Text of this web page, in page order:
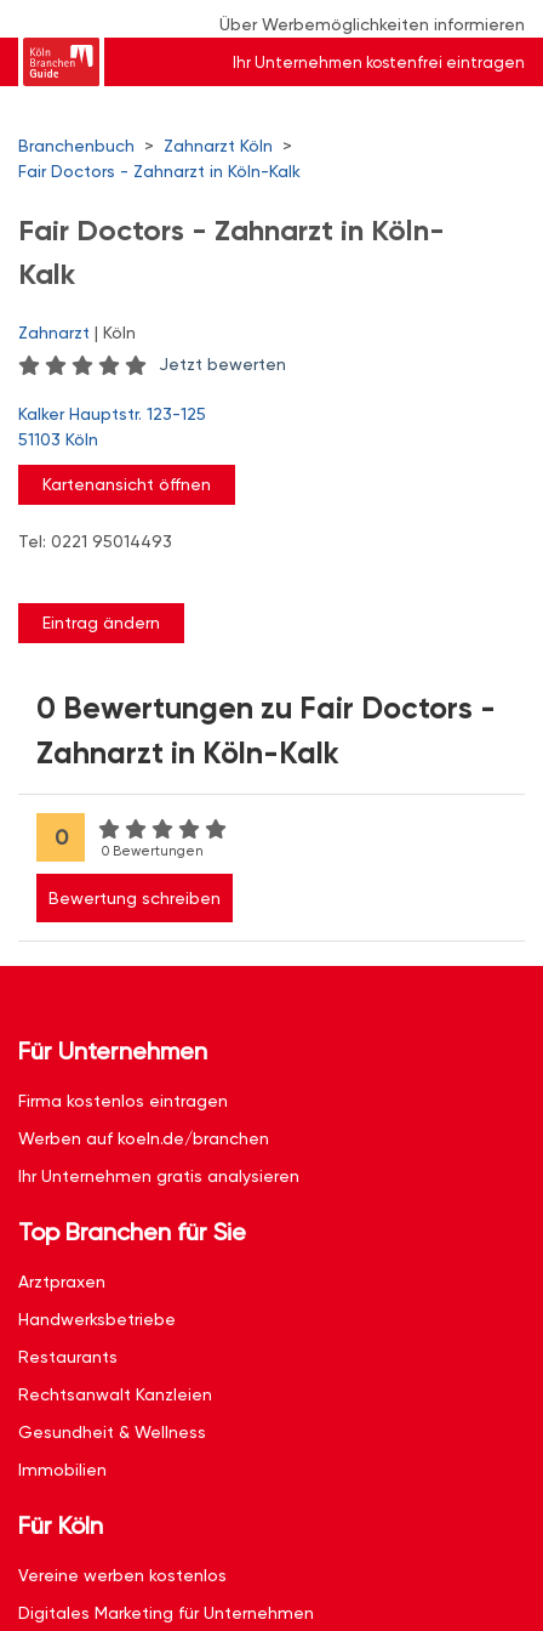
Über Werbemöglichkeiten informieren
Ihr Unternehmen kostenfrei eintragen
Branchenbuch > Zahnarzt Köln
>
Fair Doctors - Zahnarzt in Köln-Kalk
Fair Doctors - Zahnarzt in Köln-
Kalk
Zahnarzt | Köln
Jetzt bewerten
Kalker Hauptstr. 123-125
51103 Köln
Kartenansicht öffnen
Tel: 0221 95014493
Eintrag ändern
0 Bewertungen zu Fair Doctors -
Zahnarzt in Köln-Kalk
0
0 Bewertungen
Bewertung schreiben
Für Unternehmen
Firma kostenlos eintragen
Werben auf koeln.de/branchen
Ihr Unternehmen gratis analysieren
Top Branchen für Sie
Arztpraxen
Handwerksbetriebe
Restaurants
Rechtsanwalt Kanzleien
Gesundheit & Wellness
Immobilien
Für Köln
Vereine werben kostenlos
Digitales Marketing für Unternehmen